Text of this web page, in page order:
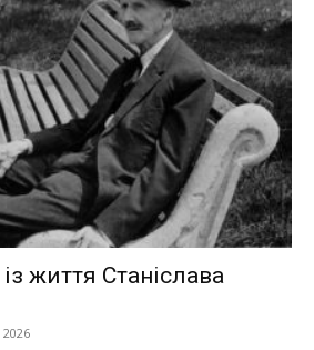
життя Станіслава
2026